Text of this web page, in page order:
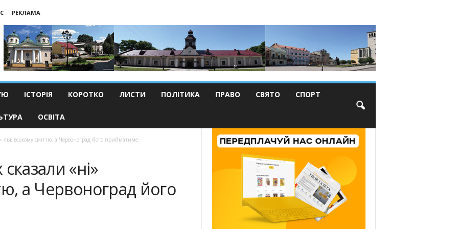
РЕКЛАМА
ІСТОРІЯ КОРОТКО ЛИСТИ ПОЛІТИКА ПРАВО СВЯТО СПОРТ
ОСВІТА
львівському сміттю, а Червоноград його прийматиме
«ні»
а Червоноград його